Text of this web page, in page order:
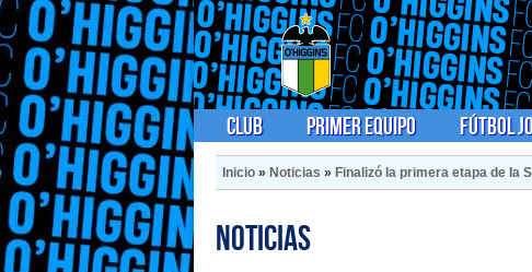
Club Primer Equipo Fútbol
Inicio » Noticias » Finalizó la primera etapa de la
Noticias